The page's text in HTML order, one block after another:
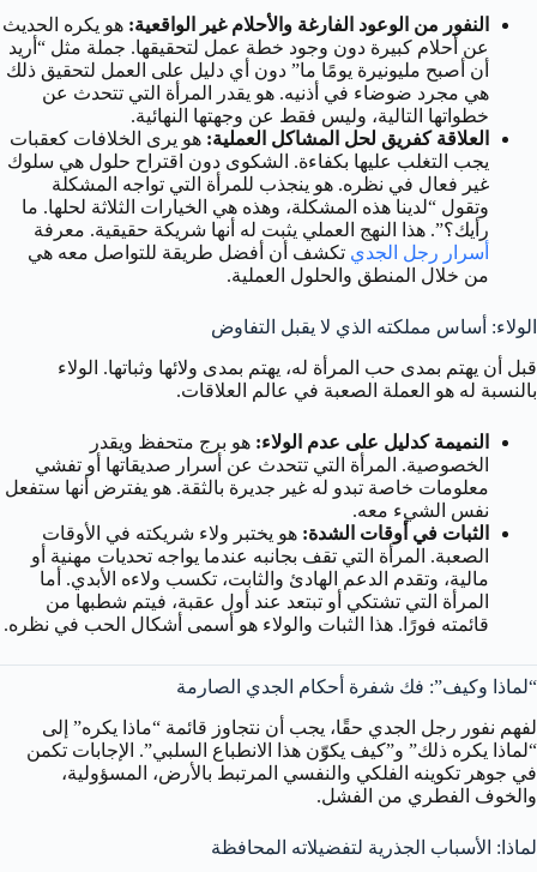
النفور من الوعود الفارغة والأحلام غير الواقعية: هو يكره الحديث
عن أحلام كبيرة دون وجود خطة عمل لتحقيقها. جملة مثل “أريد
أن أصبح مليونيرة يومًا ما” دون أي دليل على العمل لتحقيق ذلك
هي مجرد ضوضاء في أذنيه. هو يقدر المرأة التي تتحدث عن
خطواتها التالية، وليس فقط عن وجهتها النهائية.
العلاقة كفريق لحل المشاكل العملية: هو يرى الخلافات كعقبات
يجب التغلب عليها بكفاءة. الشكوى دون اقتراح حلول هي سلوك
غير فعال في نظره. هو ينجذب للمرأة التي تواجه المشكلة
وتقول “لدينا هذه المشكلة، وهذه هي الخيارات الثلاثة لحلها. ما
رأيك؟”. هذا النهج العملي يثبت له أنها شريكة حقيقية. معرفة
أسرار رجل الجدي تكشف أن أفضل طريقة للتواصل معه هي
من خلال المنطق والحلول العملية.
الولاء: أساس مملكته الذي لا يقبل التفاوض
قبل أن يهتم بمدى حب المرأة له، يهتم بمدى ولائها وثباتها. الولاء
بالنسبة له هو العملة الصعبة في عالم العلاقات.
النميمة كدليل على عدم الولاء: هو برج متحفظ ويقدر
الخصوصية. المرأة التي تتحدث عن أسرار صديقاتها أو تفشي
معلومات خاصة تبدو له غير جديرة بالثقة. هو يفترض أنها ستفعل
نفس الشيء معه.
الثبات في أوقات الشدة: هو يختبر ولاء شريكته في الأوقات
الصعبة. المرأة التي تقف بجانبه عندما يواجه تحديات مهنية أو
مالية، وتقدم الدعم الهادئ والثابت، تكسب ولاءه الأبدي. أما
المرأة التي تشتكي أو تبتعد عند أول عقبة، فيتم شطبها من
قائمته فورًا. هذا الثبات والولاء هو أسمى أشكال الحب في نظره.
“لماذا وكيف”: فك شفرة أحكام الجدي الصارمة
لفهم نفور رجل الجدي حقًا، يجب أن نتجاوز قائمة “ماذا يكره” إلى
“لماذا يكره ذلك” و”كيف يكوّن هذا الانطباع السلبي”. الإجابات تكمن
في جوهر تكوينه الفلكي والنفسي المرتبط بالأرض، المسؤولية،
والخوف الفطري من الفشل.
لماذا: الأسباب الجذرية لتفضيلاته المحافظة